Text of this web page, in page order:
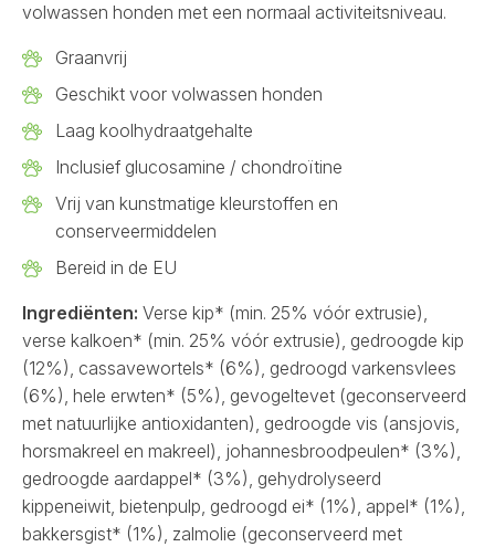
volwassen honden met een normaal activiteitsniveau.
Graanvrij
Geschikt voor volwassen honden
Laag koolhydraatgehalte
Inclusief glucosamine / chondroïtine
Vrij van kunstmatige kleurstoffen en
conserveermiddelen
Bereid in de EU
Ingrediënten: Verse kip* (min. 25% vóór extrusie),
verse kalkoen* (min. 25% vóór extrusie), gedroogde kip
(12%), cassavewortels* (6%), gedroogd varkensvlees
(6%), hele erwten* (5%), gevogeltevet (geconserveerd
met natuurlijke antioxidanten), gedroogde vis (ansjovis,
horsmakreel en makreel), johannesbroodpeulen* (3%),
gedroogde aardappel* (3%), gehydrolyseerd
kippeneiwit, bietenpulp, gedroogd ei* (1%), appel* (1%),
bakkersgist* (1%), zalmolie (geconserveerd met